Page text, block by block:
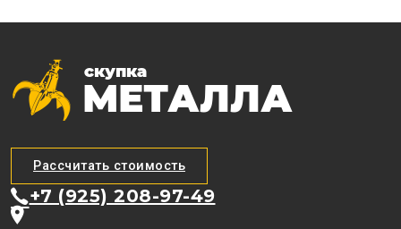
Рассчитать стоимость
+7 (925) 208-97-49